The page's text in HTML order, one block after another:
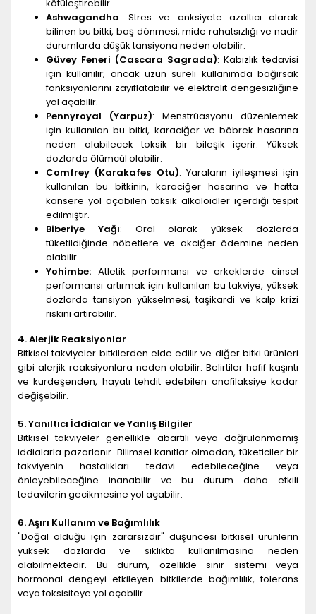
kötüleştirebilir.
Ashwagandha: Stres ve anksiyete azaltıcı olarak
bilinen bu bitki, baş dönmesi, mide rahatsızlığı ve nadir
durumlarda düşük tansiyona neden olabilir.
Güvey Feneri (Cascara Sagrada): Kabızlık tedavisi
için kullanılır; ancak uzun süreli kullanımda bağırsak
fonksiyonlarını zayıflatabilir ve elektrolit dengesizliğine
yol açabilir.
Pennyroyal (Yarpuz): Menstrüasyonu düzenlemek
için kullanılan bu bitki, karaciğer ve böbrek hasarına
neden olabilecek toksik bir bileşik içerir. Yüksek
dozlarda ölümcül olabilir.
Comfrey (Karakafes Otu): Yaraların iyileşmesi için
kullanılan bu bitkinin, karaciğer hasarına ve hatta
kansere yol açabilen toksik alkaloidler içerdiği tespit
edilmiştir.
Biberiye Yağı: Oral olarak yüksek dozlarda
tüketildiğinde nöbetlere ve akciğer ödemine neden
olabilir.
Yohimbe: Atletik performansı ve erkeklerde cinsel
performansı artırmak için kullanılan bu takviye, yüksek
dozlarda tansiyon yükselmesi, taşikardi ve kalp krizi
riskini artırabilir.
4. Alerjik Reaksiyonlar
Bitkisel takviyeler bitkilerden elde edilir ve diğer bitki ürünleri
gibi alerjik reaksiyonlara neden olabilir. Belirtiler hafif kaşıntı
ve kurdeşenden, hayatı tehdit edebilen anafilaksiye kadar
değişebilir.
5. Yanıltıcı İddialar ve Yanlış Bilgiler
Bitkisel takviyeler genellikle abartılı veya doğrulanmamış
iddialarla pazarlanır. Bilimsel kanıtlar olmadan, tüketiciler bir
takviyenin hastalıkları tedavi edebileceğine veya
önleyebileceğine inanabilir ve bu durum daha etkili
tedavilerin gecikmesine yol açabilir.
6. Aşırı Kullanım ve Bağımlılık
"Doğal olduğu için zararsızdır" düşüncesi bitkisel ürünlerin
yüksek dozlarda ve sıklıkta kullanılmasına neden
olabilmektedir. Bu durum, özellikle sinir sistemi veya
hormonal dengeyi etkileyen bitkilerde bağımlılık, tolerans
veya toksisiteye yol açabilir.